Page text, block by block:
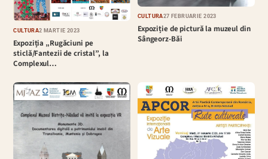
CULTURĂ2 MARTIE 2023
Expoziția „Rugăciuni pe
sticlă/Fantezii de cristal”, la
Complexul…
CULTURĂ27 FEBRUARIE 2023
Expoziție de pictură la muzeul din
Sângeorz-Băi